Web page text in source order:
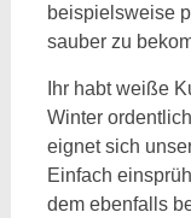
beispielsweise
sauber zu
Ihr habt weiße
Winter
eignet sich
Einfach
dem ebenfalls